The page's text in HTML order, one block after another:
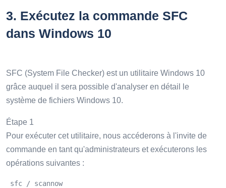
3. Exécutez la commande SFC
dans Windows 10
SFC (System File Checker) est un utilitaire Windows 10
grâce auquel il sera possible d'analyser en détail le
système de fichiers Windows 10.
Étape 1
Pour exécuter cet utilitaire, nous accéderons à l'invite de
commande en tant qu'administrateurs et exécuterons les
opérations suivantes :
sfc / scannow